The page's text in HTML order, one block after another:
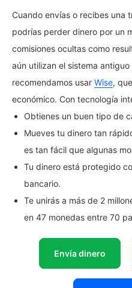
Cuando envías o recibes una
podrías perder dinero por un
comisiones ocultas como
aún utilizan el sistema
recomendamos usar Wise,
económico. Con tecnología
Obtienes un buen tipo de
Mueves tu dinero tan
es tan fácil que algunas
Tu dinero está protegido
bancario.
Te unirás a más de 2
en 47 monedas entre 70
Envía dinero